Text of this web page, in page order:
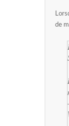
de